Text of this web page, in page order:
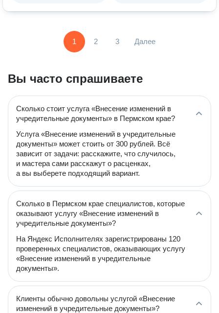
1 2 3 Далее
Вы часто спрашиваете
Сколько стоит услуга «Внесение изменений в
учредительные документы» в Пермском крае?
Услуга «Внесение изменений в учредительные
документы» может стоить от 300 рублей. Всё
зависит от задачи: расскажите, что случилось,
и мастера сами расскажут о расценках,
а вы выберете подходящий вариант.
Сколько в Пермском крае специалистов, которые
оказывают услугу «Внесение изменений в
учредительные документы»?
На Яндекс Исполнителях зарегистрированы 120
проверенных специалистов, оказывающих услугу
«Внесение изменений в учредительные
документы».
Клиенты обычно довольны услугой «Внесение
изменений в учредительные документы»?